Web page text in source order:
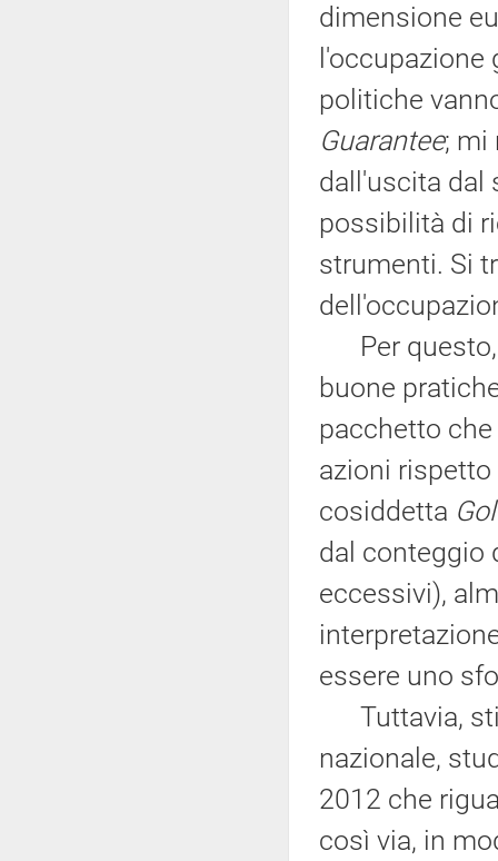
dimensione
politiche
Guarantee; mi
dall'uscita dal
possibilità di
strumenti. Si
Per questo,
buone
pacchetto
azioni rispetto
cosiddetta
dal conteggio
eccessivi),
essere uno
Tuttavia,
nazionale,
2012 che
così via, in